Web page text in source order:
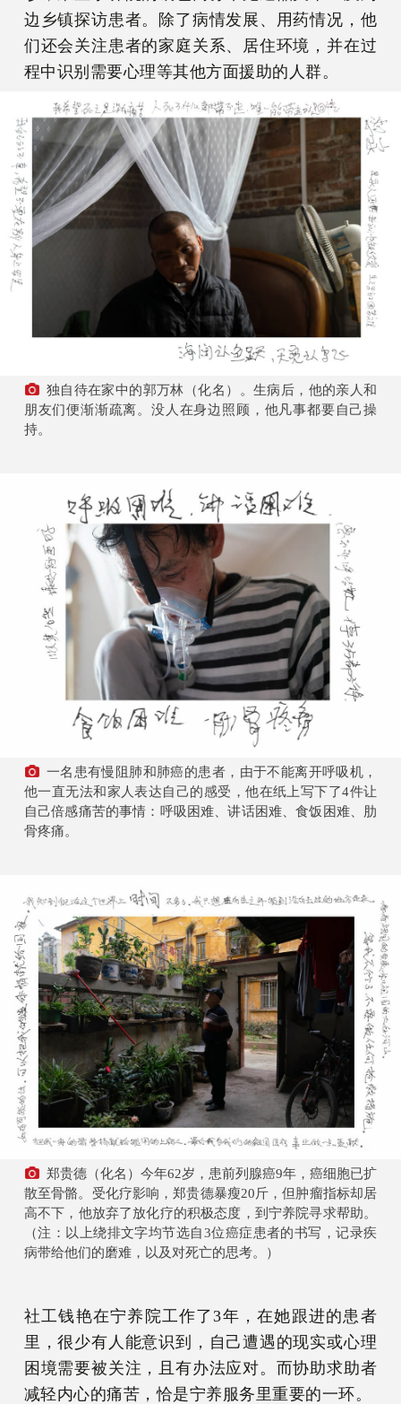
边乡镇探访患者。除了病情发展、用药情况，他
们还会关注患者的家庭关系、居住环境，并在过
程中识别需要心理等其他方面援助的人群。
独自待在家中的郭万林（化名）。生病后，他的亲人和
朋友们便渐渐疏离。没人在身边照顾，他凡事都要自己操
持。
一名患有慢阻肺和肺癌的患者，由于不能离开呼吸机，
他一直无法和家人表达自己的感受，他在纸上写下了4件让
自己倍感痛苦的事情：呼吸困难、讲话困难、食饭困难、肋
骨疼痛。
郑贵德（化名）今年62岁，患前列腺癌9年，癌细胞已扩
散至骨骼。受化疗影响，郑贵德暴瘦20斤，但肿瘤指标却居
高不下，他放弃了放化疗的积极态度，到宁养院寻求帮助。
（注：以上绕排文字均节选自3位癌症患者的书写，记录疾
病带给他们的磨难，以及对死亡的思考。）
社工钱艳在宁养院工作了3年，在她跟进的患者
里，很少有人能意识到，自己遭遇的现实或心理
困境需要被关注，且有办法应对。而协助求助者
减轻内心的痛苦，恰是宁养服务里重要的一环。